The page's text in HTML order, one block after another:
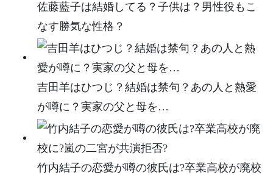
佐藤藍子は結婚してる？子供は？男性役もこ
なす勝気な性格？
吉田羊はひつじ？結婚は禁句？あの人と熱愛
が噂に？実家の父と母を…
竹内結子の恋愛が噂の彼氏は?卒業高校が廃校